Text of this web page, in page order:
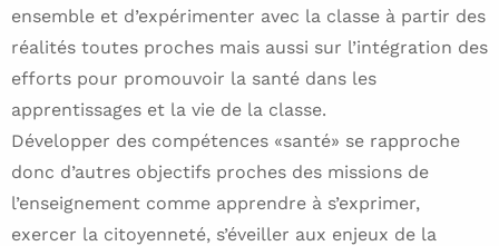
ensemble et d’expérimenter avec la classe à partir des
réalités toutes proches mais aussi sur l’intégration des
efforts pour promouvoir la santé dans les
apprentissages et la vie de la classe.
Développer des compétences «santé» se rapproche
donc d’autres objectifs proches des missions de
l’enseignement comme apprendre à s’exprimer,
exercer la citoyenneté, s’éveiller aux enjeux de la